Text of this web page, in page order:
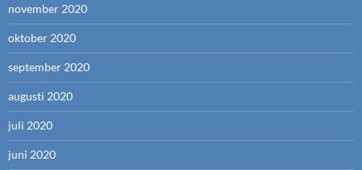
november 2020
oktober 2020
september 2020
augusti 2020
juli 2020
juni 2020